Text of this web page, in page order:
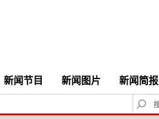
新闻节目 新闻图片 新闻简报
S
e